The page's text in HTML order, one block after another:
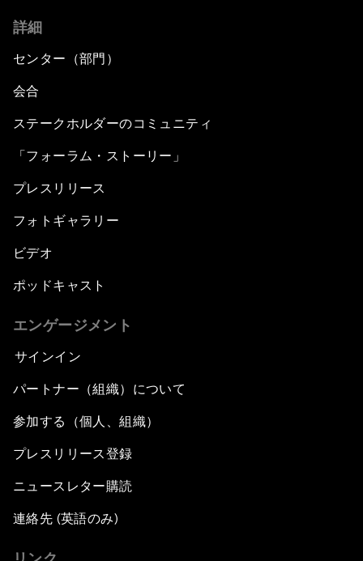
詳細
センター（部門）
会合
ステークホルダーのコミュニティ
「フォーラム・ストーリー」
プレスリリース
フォトギャラリー
ビデオ
ポッドキャスト
エンゲージメント
サインイン
パートナー（組織）について
参加する（個人、組織）
プレスリリース登録
ニュースレター購読
連絡先 (英語のみ)